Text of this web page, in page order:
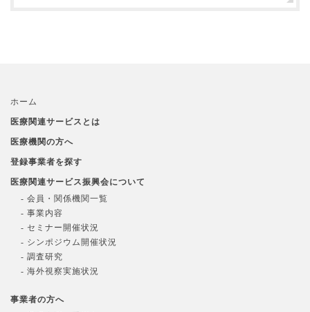
ホーム
医療関連サービスとは
医療機関の方へ
登録事業者を探す
医療関連サービス振興会について
- 会員・関係機関一覧
- 事業内容
- セミナー開催状況
- シンポジウム開催状況
- 調査研究
- 海外視察実施状況
事業者の方へ